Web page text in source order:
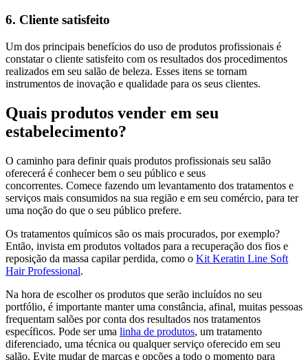
6. Cliente satisfeito
Um dos principais benefícios do uso de produtos profissionais é
constatar o cliente satisfeito com os resultados dos procedimentos
realizados em seu salão de beleza. Esses itens se tornam
instrumentos de inovação e qualidade para os seus clientes.
Quais produtos vender em seu
estabelecimento?
O caminho para definir quais produtos profissionais seu salão
oferecerá é conhecer bem o seu público e seus
concorrentes. Comece fazendo um levantamento dos tratamentos e
serviços mais consumidos na sua região e em seu comércio, para ter
uma noção do que o seu público prefere.
Os tratamentos químicos são os mais procurados, por exemplo?
Então, invista em produtos voltados para a recuperação dos fios e
reposição da massa capilar perdida, como o Kit Keratin Line Soft
Hair Professional.
Na hora de escolher os produtos que serão incluídos no seu
portfólio, é importante manter uma constância, afinal, muitas pessoas
frequentam salões por conta dos resultados nos tratamentos
específicos. Pode ser uma linha de produtos, um tratamento
diferenciado, uma técnica ou qualquer serviço oferecido em seu
salão. Evite mudar de marcas e opções a todo o momento para